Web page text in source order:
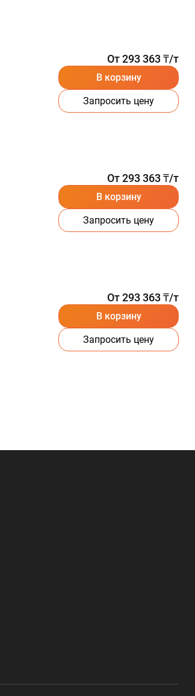
От 293 363 ₸/т
В корзину
Запросить цену
От 293 363 ₸/т
В корзину
Запросить цену
От 293 363 ₸/т
В корзину
Запросить цену